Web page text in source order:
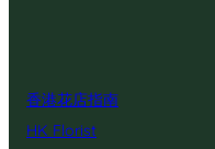
香港花店指南
HK Florist